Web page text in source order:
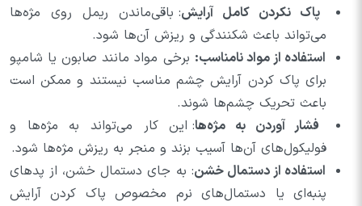
پاک نکردن کامل آرایش: باقی‌ماندن ریمل روی مژه‌ها
می‌تواند باعث شکنندگی و ریزش آن‌ها شود.
استفاده از مواد نامناسب: برخی مواد مانند صابون یا شامپو
برای پاک کردن آرایش چشم مناسب نیستند و ممکن است
باعث تحریک چشم‌ها شوند.
فشار آوردن به مژه‌ها: این کار می‌تواند به مژه‌ها و
فولیکول‌های آن‌ها آسیب بزند و منجر به ریزش مژه‌ها شود.
استفاده از دستمال خشن: به جای دستمال خشن، از پدهای
پنبه‌ای یا دستمال‌های نرم مخصوص پاک کردن آرایش